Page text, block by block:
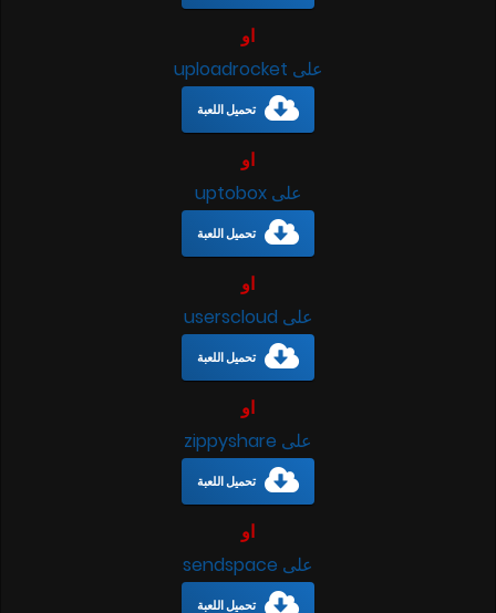
او
على uploadrocket
تحميل اللعبة
او
على uptobox
تحميل اللعبة
او
على userscloud
تحميل اللعبة
او
على zippyshare
تحميل اللعبة
او
على sendspace
تحميل اللعبة